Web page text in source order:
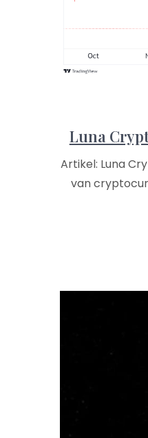
Luna
Artikel: Luna
van